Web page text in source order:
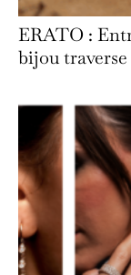
ERATO :
bijou